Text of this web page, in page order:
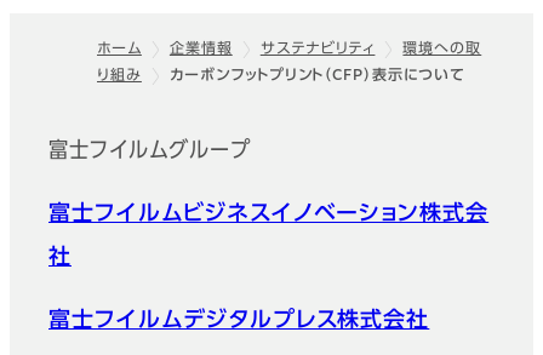
フッター
ホーム 企業情報 サステナビリティ
環境への取
り組み
カーボンフットプリント（CFP）表示について
富士フイルムグループ
富士フイルムビジネスイノベーション株式会
社
富士フイルムデジタルプレス株式会社